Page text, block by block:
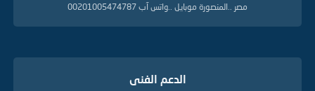
مصر ..المنصورة موبايل ..واتس آب 00201005474787
الدعم الفنى